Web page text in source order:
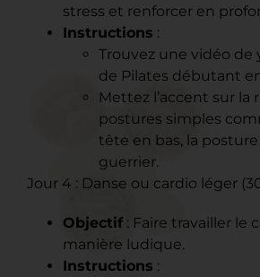
stress et renforcer en
Instructions :
Trouvez une vidéo de
de Pilates débutant
Mettez l’accent sur la
postures simples
tête en bas, la
guerrier.
Jour 4 : Danse ou cardio léger
Objectif : Faire travailler le
manière ludique.
Instructions :